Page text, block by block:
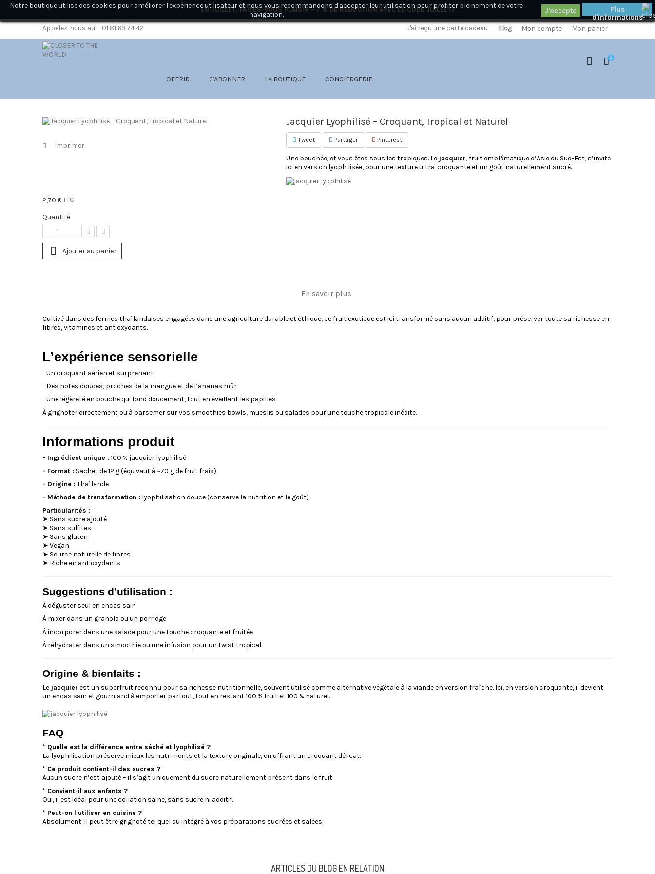
EN JUILLET, FAITES-VOUS PLAISIR – 7 % DE RÉDUCTION AVEC LE CODEJUILLET7 ×
Mon compte Mon panier
Appelez-nous au : 01 81 69 74 42 Blog
J'ai reçu une carte cadeau
0
OFFRIR S'ABONNER LA BOUTIQUE CONCIERGERIE
Notre boutique utilise des cookies pour améliorer l'expérience utilisateur et nous vous recommandons d'accepter leur utilisation pour profiter pleinement de votre
navigation.
Plus
d'informations
Imprimer
Jacquier Lyophilisé – Croquant, Tropical et Naturel
Tweet Partager Pinterest
Une bouchée, et vous êtes sous les tropiques. Le jacquier, fruit emblématique d’Asie du Sud-Est, s’invite
ici en version lyophilisée, pour une texture ultra-croquante et un goût naturellement sucré.
2,70 €TTC
Quantité
Ajouter au panier
En savoir plus
Cultivé dans des fermes thaïlandaises engagées dans une agriculture durable et éthique, ce fruit exotique est ici transformé sans aucun additif, pour préserver toute sa richesse en
fibres, vitamines et antioxydants.
L’expérience sensorielle
- Un croquant aérien et surprenant
- Des notes douces, proches de la mangue et de l’ananas mûr
- Une légèreté en bouche qui fond doucement, tout en éveillant les papilles
À grignoter directement ou à parsemer sur vos smoothies bowls, mueslis ou salades pour une touche tropicale inédite.
Informations produit
- Ingrédient unique : 100 % jacquier lyophilisé
- Format : Sachet de 12 g (équivaut à ~70 g de fruit frais)
- Origine : Thaïlande
- Méthode de transformation : lyophilisation douce (conserve la nutrition et le goût)
Particularités :
➤ Sans sucre ajouté
➤ Sans sulfites
➤ Sans gluten
➤ Vegan
➤ Source naturelle de fibres
➤ Riche en antioxydants
Suggestions d’utilisation :
À déguster seul en encas sain
À mixer dans un granola ou un porridge
À incorporer dans une salade pour une touche croquante et fruitée
À réhydrater dans un smoothie ou une infusion pour un twist tropical
Origine & bienfaits :
Le jacquier est un superfruit reconnu pour sa richesse nutritionnelle, souvent utilisé comme alternative végétale à la viande en version fraîche. Ici, en version croquante, il devient
un encas sain et gourmand à emporter partout, tout en restant 100 % fruit et 100 % naturel.
FAQ
* Quelle est la différence entre séché et lyophilisé ?
La lyophilisation préserve mieux les nutriments et la texture originale, en offrant un croquant délicat.
* Ce produit contient-il des sucres ?
Aucun sucre n’est ajouté – il s’agit uniquement du sucre naturellement présent dans le fruit.
* Convient-il aux enfants ?
Oui, il est idéal pour une collation saine, sans sucre ni additif.
* Peut-on l’utiliser en cuisine ?
Absolument. Il peut être grignoté tel quel ou intégré à vos préparations sucrées et salées.
ARTICLES DU BLOG EN RELATION